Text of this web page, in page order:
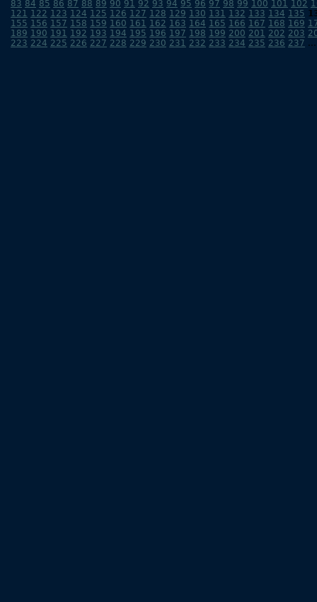
83 84 85 86 87 88 89 90 91 92 93 94 95 96 97 98 99 100 101 102
121 122 123 124 125 126 127 128 129 130 131 132 133 134 135
155 156 157 158 159 160 161 162 163 164 165 166 167 168 169
189 190 191 192 193 194 195 196 197 198 199 200 201 202 203
223 224 225 226 227 228 229 230 231 232 233 234 235 236 237